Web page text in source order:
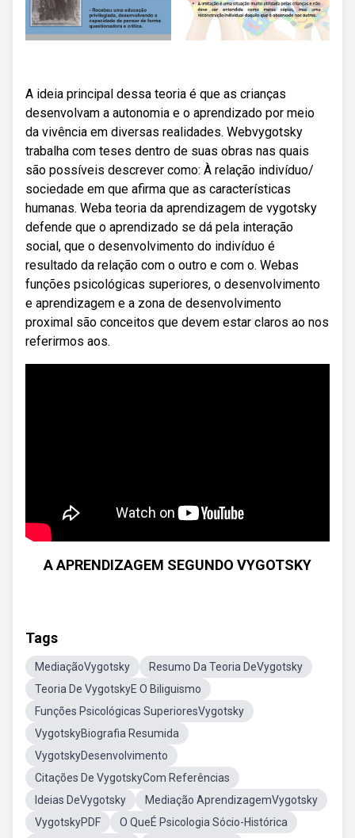
A ideia principal dessa teoria é que as crianças
desenvolvam a autonomia e o aprendizado por meio
da vivência em diversas realidades. Webvygotsky
trabalha com teses dentro de suas obras nas quais
são possíveis descrever como: À relação indivíduo/
sociedade em que afirma que as características
humanas. Weba teoria da aprendizagem de vygotsky
defende que o aprendizado se dá pela interação
social, que o desenvolvimento do indivíduo é
resultado da relação com o outro e com o. Webas
funções psicológicas superiores, o desenvolvimento
e aprendizagem e a zona de desenvolvimento
proximal são conceitos que devem estar claros ao nos
referirmos aos.
A APRENDIZAGEM SEGUNDO VYGOTSKY
Tags
MediaçãoVygotsky
Resumo Da Teoria DeVygotsky
Teoria De VygotskyE O Biliguismo
Funções Psicológicas SuperioresVygotsky
VygotskyBiografia Resumida
VygotskyDesenvolvimento
Citações De VygotskyCom Referências
Ideias DeVygotsky
Mediação AprendizagemVygotsky
VygotskyPDF
O QueÉ Psicologia Sócio-Histórica